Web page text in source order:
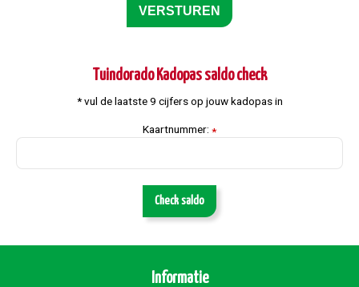
Tuindorado Kadopas saldo check
* vul de laatste 9 cijfers op jouw kadopas in
Kaartnummer: *
Check saldo
Informatie